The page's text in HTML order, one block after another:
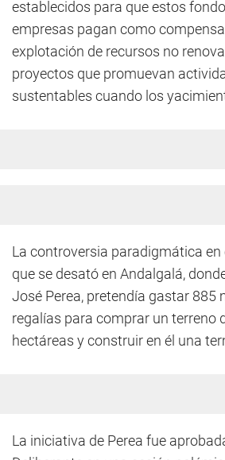
establecidos para que estos
empresas pagan como
explotación de recursos no
proyectos que promuevan
sustentables cuando los
La controversia paradigmática en
que se desató en Andalgalá,
José Perea, pretendía gastar 885
regalías para comprar un terreno
hectáreas y construir en él una
La iniciativa de Perea fue